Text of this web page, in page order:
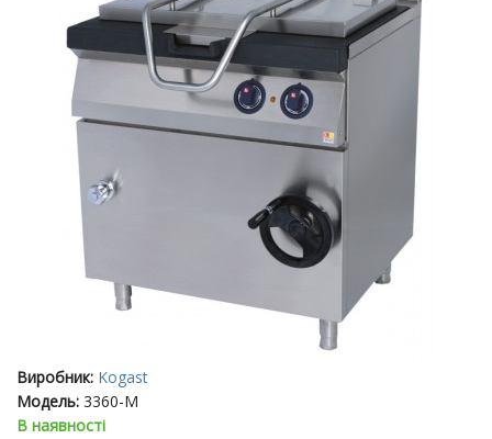
Виробник: Kogast
Модель: 3360-M
В наявності